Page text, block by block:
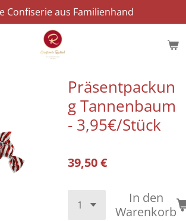
Confiserie aus Familienhand
Präsentpackun
g Tannenbaum
- 3,95€/Stück
39,50 €
In den
Warenkorb